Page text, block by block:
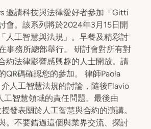
邀請科技與法律愛好者參加「Gitti
會。該系列將於2024年3月15日開
人工智慧與法規」。早餐及精彩討
事務所總部舉行。 研討會對所有對
約法律影響感興趣的人士開放。請
QR碼確認您的參加。 律師Paola
人工智慧法規的討論，隨後Flavio
工智慧領域的責任問題。最後由
發表關於人工智慧與合約的演講。
。不要錯過這個與業界交流、探討